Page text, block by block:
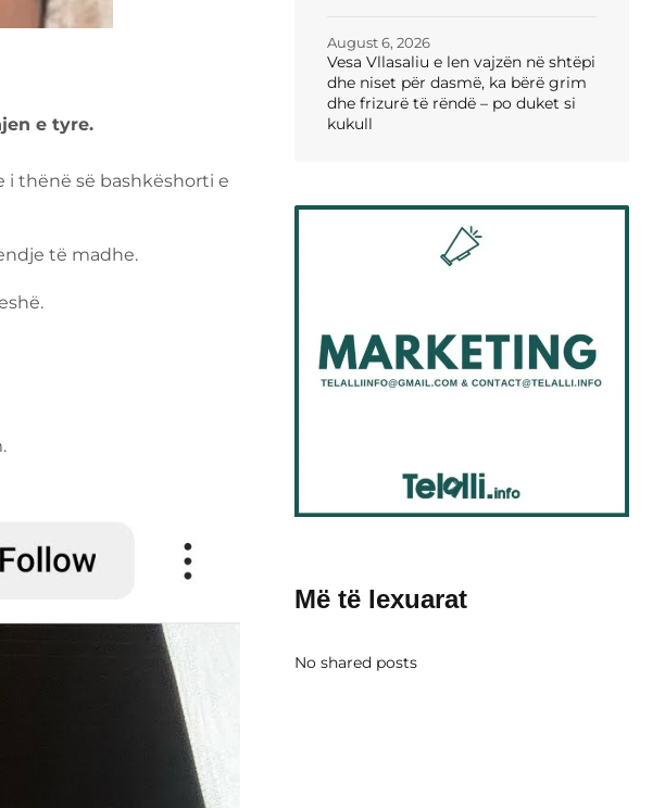
e tyre.
i thënë së bashkëshorti e
të madhe.
Vesa Vllasaliu e len vajzën në shtëpi
dhe niset për dasmë, ka bërë grim
dhe frizurë të rëndë – po duket si
kukull
August 6, 2026
Më të lexuarat
No shared posts